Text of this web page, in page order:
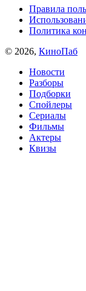
Правила
Политика
© 2026, КиноПаб
Новости
Разборы
Подборки
Спойлеры
Сериалы
Фильмы
Актеры
Квизы